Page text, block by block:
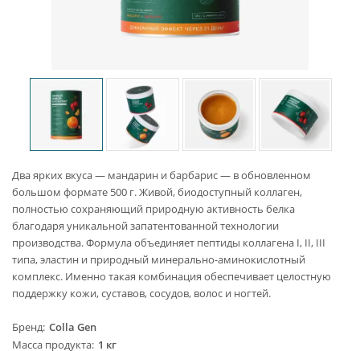
Два ярких вкуса — мандарин и барбарис — в обновленном
большом формате 500 г. Живой, биодоступный коллаген,
полностью сохраняющий природную активность белка
благодаря уникальной запатентованной технологии
производства. Формула объединяет пептиды коллагена I, II, III
типа, эластин и природный минерально-аминокислотный
комплекс. Именно такая комбинация обеспечивает целостную
поддержку кожи, суставов, сосудов, волос и ногтей.
Бренд Colla Gen
Масса продукта 1 кг